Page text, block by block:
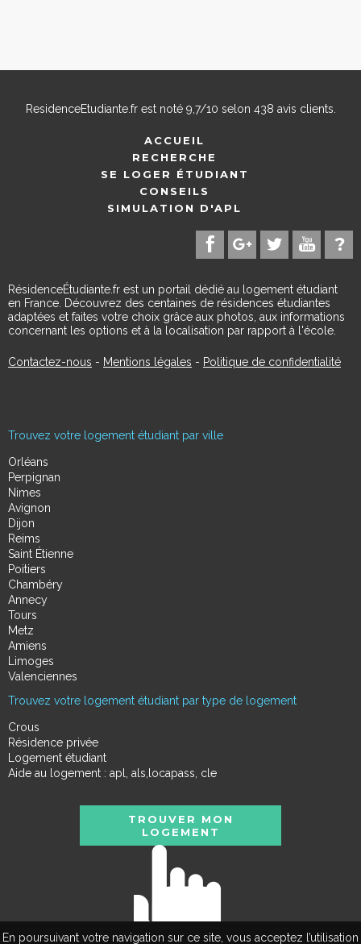
En poursuivant votre navigation sur ce site, vous acceptez l’utilisation
ResidenceEtudiante.frest noté 9,7/10 selon 438 avis clients.
ACCUEIL
RECHERCHE
SE LOGER ÉTUDIANT
CONSEILS
SIMULATION D'APL
RésidenceÉtudiante.fr est un portail dédié au logement étudiant
en France. Découvrez des centaines de résidences étudiantes
adaptées et faites votre choix grâce aux photos, aux informations
concernant les options et à la localisation par rapport à l'école.
Contactez-nous - Mentions légales - Politique de confidentialité
Trouvez votre logement étudiant par ville
Orléans
Perpignan
Nimes
Avignon
Dijon
Reims
Saint Étienne
Poitiers
Chambéry
Annecy
Tours
Metz
Amiens
Limoges
Valenciennes
Trouvez votre logement étudiant par type de logement
Crous
Résidence privée
Logement étudiant
Aide au logement : apl, als,locapass, cle
TROUVER MON
LOGEMENT